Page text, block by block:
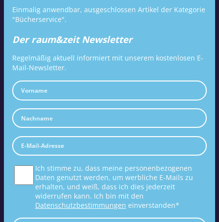
Einmalig anwendbar, ausgeschlossen Artikel der Kategorie
"Bücherservice".
Der raum&zeit Newsletter
Regelmäßig aktuell informiert mit unserem kostenlosen E-
Mail-Newsletter.
Ich stimme zu, dass meine personenbezogenen
Daten genutzt werden, um werbliche E-Mails zu
erhalten, und weiß, dass ich dies jederzeit
widerrufen kann. Ich bin mit den
Datenschutzbestimmungen einverstanden*